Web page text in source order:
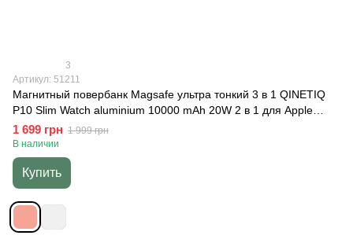
3
Артикул: 51211
Магнитный повербанк Magsafe ультра тонкий 3 в 1 QINETIQ
P10 Slim Watch aluminium 10000 mAh 20W 2 в 1 для Apple
Watch iPhone, Красно-золотой, Cosmic Orange
1 699 грн 1 999 грн
В наличии
Купить